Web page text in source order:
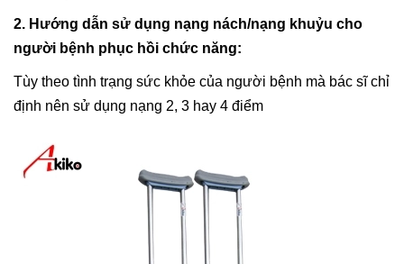
2. Hướng dẫn sử dụng nạng nách/nạng khuỷu cho
người bệnh phục hồi chức năng:
Tùy theo tình trạng sức khỏe của người bệnh mà bác sĩ chỉ
định nên sử dụng nạng 2, 3 hay 4 điểm